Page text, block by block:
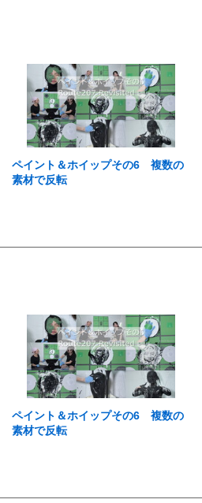
ペイント＆ホイップその6 複数の
素材で反転
ペイント＆ホイップその6 複数の
素材で反転